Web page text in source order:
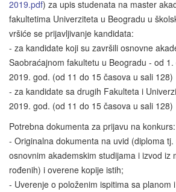
2019.pdf) za upis studenata na master
fakultetima Univerziteta u Beogradu u
vršiće se prijavljivanje kandidata:
- za kandidate koji su završili osnovne
Saobraćajnom fakultetu u Beogradu - od
2019. god. (od 11 do 15 časova u sali 128)
- za kandidate sa drugih Fakulteta i
2019. god. (od 11 do 15 časova u sali 128)
Potrebna dokumenta za prijavu na konkurs:
- Originalna dokumenta na uvid (diploma
osnovnim akademskim studijama i izvod iz
rođenih) i overene kopije istih;
- Uverenje o položenim ispitima sa planom